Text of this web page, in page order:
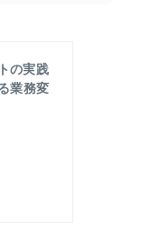
の実践
業務変